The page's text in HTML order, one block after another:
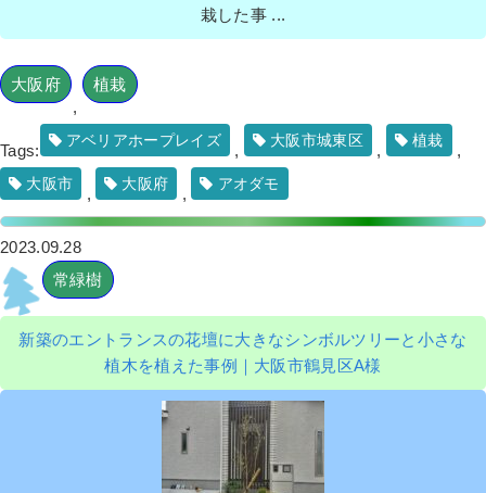
栽した事 ...
大阪府
,
植栽
Tags:
アベリアホープレイズ
,
大阪市城東区
,
植栽
,
大阪市
,
大阪府
,
アオダモ
2023.09.28
常緑樹
新築のエントランスの花壇に大きなシンボルツリーと小さな
植木を植えた事例｜大阪市鶴見区A様